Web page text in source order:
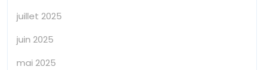
juillet 2025
juin 2025
mai 2025